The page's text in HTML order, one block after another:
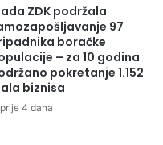
ZDK podržala
97
boračke
– za 10 godina
pokretanje 1.152
biznisa
prije 4 dana